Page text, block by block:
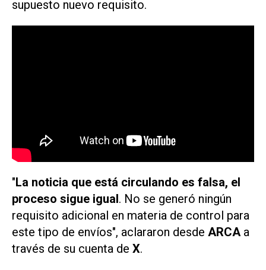
supuesto nuevo requisito.
"La noticia que está circulando es falsa, el
proceso sigue igual. No se generó ningún
requisito adicional en materia de control para
este tipo de envíos", aclararon desde ARCA a
través de su cuenta de X.